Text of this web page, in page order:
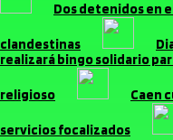
Dos detenidos en
clandestinas
realizará bingo solidario
religioso Caen
servicios focalizados